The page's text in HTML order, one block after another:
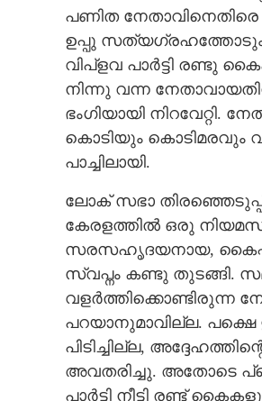
പണിത
ഉപ്പു സത്യഗ്രഹത്തോടും
വിപ്ളവ പാർട്ടി രണ്ടു
നിന്നു വന്ന
ഭംഗിയായി
കൊടിയും കൊടിമരവും
പാച്ചിലായി.
ലോക് സഭാ
കേരളത്തിൽ ഒരു
സരസഹൃദയനായ,
സ്വപ്നം കണ്ടു തുടങ്ങി.
വളർത്തിക്കൊണ്ടിരുന്ന
പറയാനുമാവില്ല. പക്ഷെ
പിടിച്ചില്ല,
അവതരിച്ചു. അതോടെ
പാർട്ടി നീട്ടി